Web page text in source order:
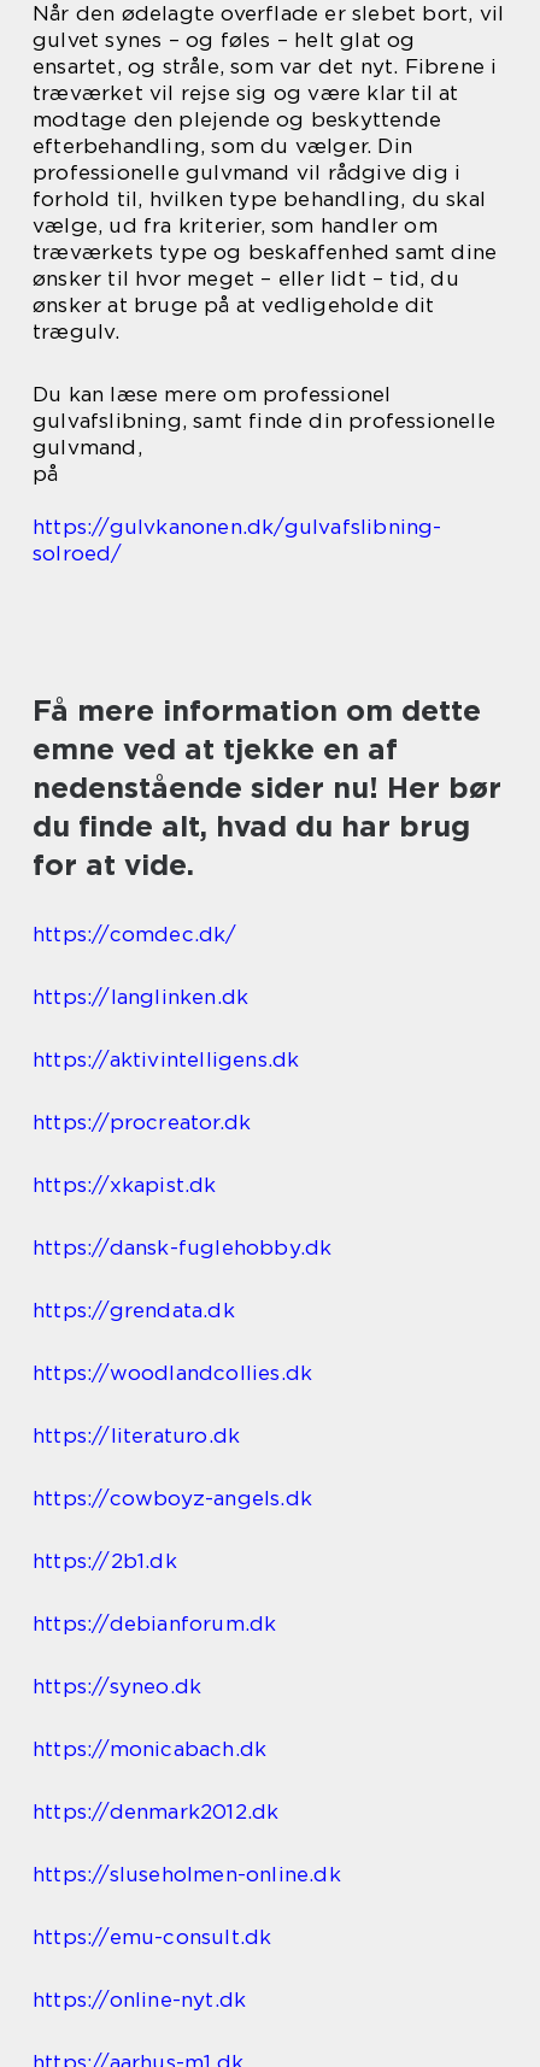
Når den ødelagte overflade er slebet bort, vil
gulvet synes – og føles – helt glat og
ensartet, og stråle, som var det nyt. Fibrene i
træværket vil rejse sig og være klar til at
modtage den plejende og beskyttende
efterbehandling, som du vælger. Din
professionelle gulvmand vil rådgive dig i
forhold til, hvilken type behandling, du skal
vælge, ud fra kriterier, som handler om
træværkets type og beskaffenhed samt dine
ønsker til hvor meget – eller lidt – tid, du
ønsker at bruge på at vedligeholde dit
trægulv.
Du kan læse mere om professionel
gulvafslibning, samt finde din professionelle
gulvmand,
på
https://gulvkanonen.dk/gulvafslibning-
solroed/
Få mere information om dette
emne ved at tjekke en af
nedenstående sider nu! Her bør
du finde alt, hvad du har brug
for at vide.
https://comdec.dk/
https://langlinken.dk
https://aktivintelligens.dk
https://procreator.dk
https://xkapist.dk
https://dansk-fuglehobby.dk
https://grendata.dk
https://woodlandcollies.dk
https://literaturo.dk
https://cowboyz-angels.dk
https://2b1.dk
https://debianforum.dk
https://syneo.dk
https://monicabach.dk
https://denmark2012.dk
https://sluseholmen-online.dk
https://emu-consult.dk
https://online-nyt.dk